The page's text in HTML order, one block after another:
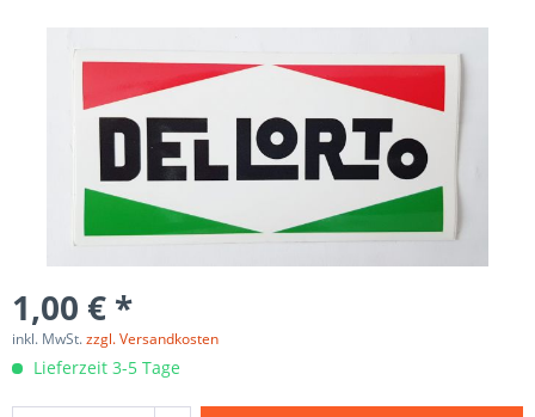
1,00 € *
inkl. MwSt.zzgl. Versandkosten
Lieferzeit 3-5 Tage